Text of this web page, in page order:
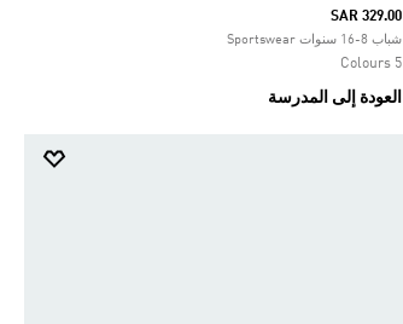
Selected
SAR 329.00
شباب 8-16 سنوات Sportswear
5 Colours
العودة إلى المدرسة